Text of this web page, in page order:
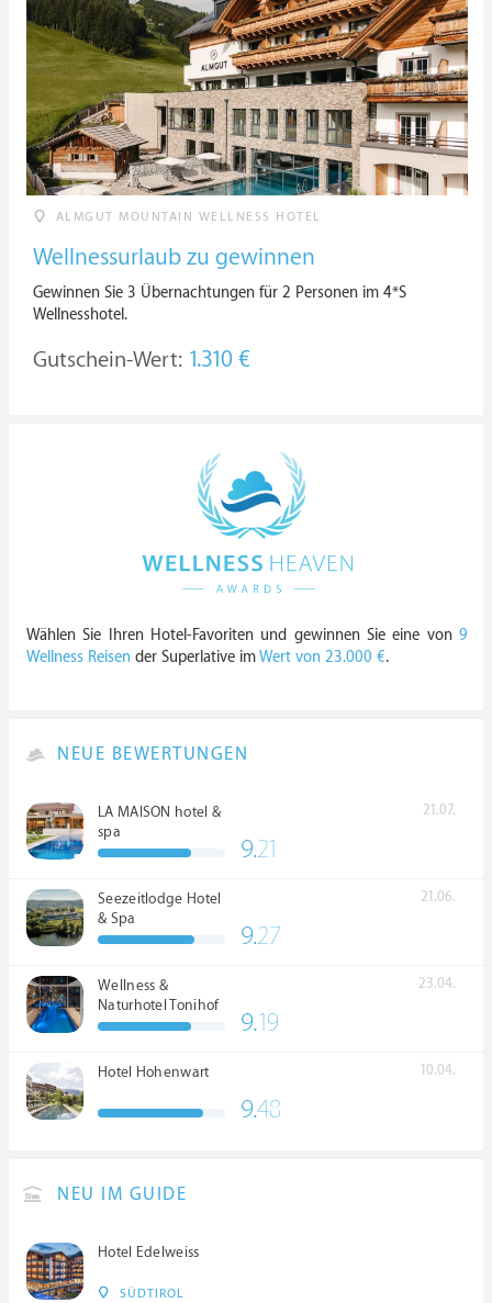
ALMGUT MOUNTAIN WELLNESS HOTEL
Wellnessurlaub zu gewinnen
Gewinnen Sie 3 Übernachtungen für 2 Personen im 4*S
Wellnesshotel.
Gutschein-Wert: 1.310 €
Wählen Sie Ihren Hotel-Favoriten und gewinnen Sie eine von 9
Wellness Reisen der Superlative imWert von 23.000 €.
NEUE BEWERTUNGEN
LA MAISON hotel &
spa
21.07.
9.21
Seezeitlodge Hotel
& Spa
21.06.
9.27
Wellness &
Naturhotel Tonihof
****S
23.04.
9.19
Hotel Hohenwart 10.04.
9.48
NEU IM GUIDE
Hotel Edelweiss
SÜDTIROL